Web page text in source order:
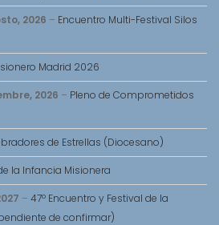
2026 – Encuentro Multi-Festival Silos
Madrid 2026
2026 – Pleno de Comprometidos
de Estrellas (Diocesano)
la Infancia Misionera
– 47º Encuentro y Festival de la
de confirmar)